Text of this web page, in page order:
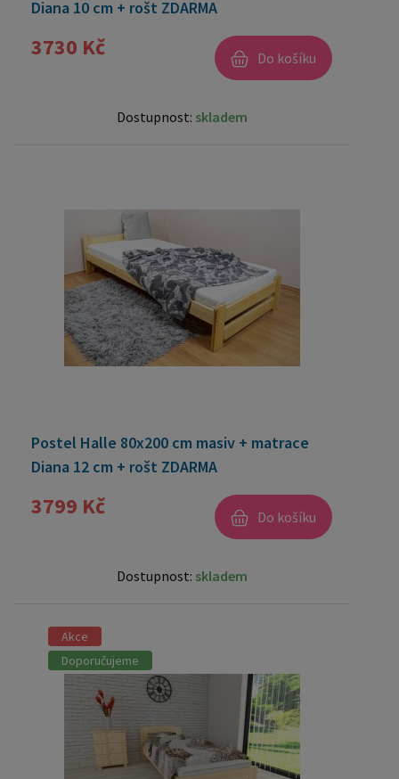
Diana 10 cm + rošt ZDARMA
3730 Kč Do košíku
Dostupnost: skladem
Postel Halle 80x200 cm masiv + matrace
Diana 12 cm + rošt ZDARMA
3799 Kč Do košíku
Dostupnost: skladem
Akce
Doporučujeme